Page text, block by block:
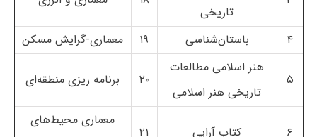
تاریخی
۴ باستان‌شناسی ۱۹ معماری-گرایش مسکن
۵
هنر اسلامی مطالعات
تاریخی هنر اسلامی
۲۰ برنامه ریزی منطقه‌ای
۶ کتاب آرایی ۲۱
معماری محیط‌های